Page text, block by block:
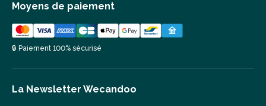
Moyens de paiement
🔒 Paiement 100% sécurisé
La Newsletter Wecandoo